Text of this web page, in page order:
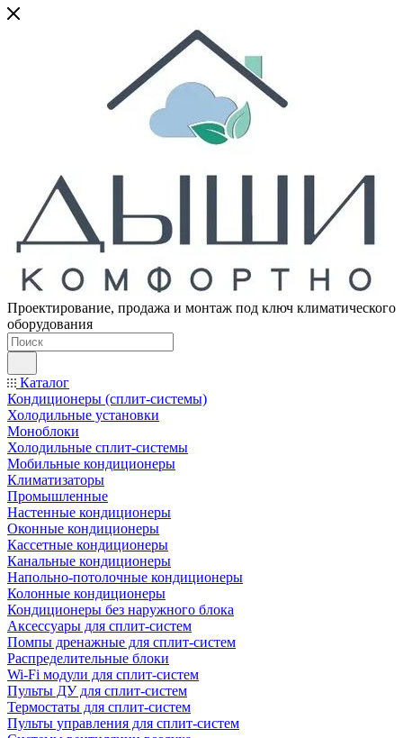
Проектирование, продажа и монтаж под ключ климатического
оборудования
Каталог
Кондиционеры (сплит-системы)
Холодильные установки
Моноблоки
Холодильные сплит-системы
Мобильные кондиционеры
Климатизаторы
Промышленные
Настенные кондиционеры
Оконные кондиционеры
Кассетные кондиционеры
Канальные кондиционеры
Напольно-потолочные кондиционеры
Колонные кондиционеры
Кондиционеры без наружного блока
Аксессуары для сплит-систем
Помпы дренажные для сплит-систем
Распределительные блоки
Wi-Fi модули для сплит-систем
Пульты ДУ для сплит-систем
Термостаты для сплит-систем
Пульты управления для сплит-систем